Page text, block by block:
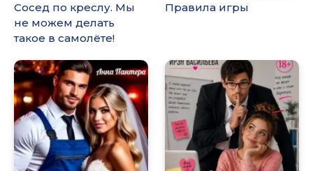
Сосед по креслу. Мы
не можем делать
такое в самолёте!
Правила игры